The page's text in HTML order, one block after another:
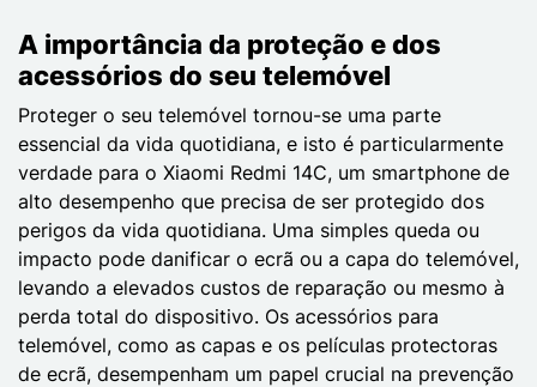
A importância da proteção e dos
acessórios do seu telemóvel
Proteger o seu telemóvel tornou-se uma parte
essencial da vida quotidiana, e isto é particularmente
verdade para o Xiaomi Redmi 14C, um smartphone de
alto desempenho que precisa de ser protegido dos
perigos da vida quotidiana. Uma simples queda ou
impacto pode danificar o ecrã ou a capa do telemóvel,
levando a elevados custos de reparação ou mesmo à
perda total do dispositivo. Os acessórios para
telemóvel, como as capas e os películas protectoras
de ecrã, desempenham um papel crucial na prevenção